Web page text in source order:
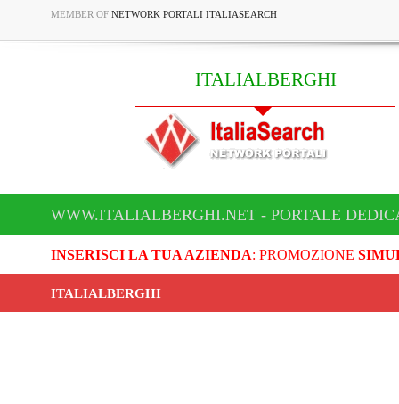
MEMBER OF NETWORK PORTALI ITALIASEARCH
ITALIALBERGHI
WWW.ITALIALBERGHI.NET - PORTALE
INSERISCI LA TUA AZIENDA: PROMOZIONE
ITALIALBERGHI